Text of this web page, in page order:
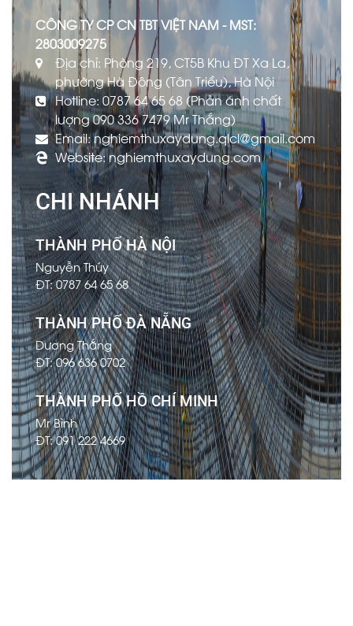
CÔNG TY CP CN TBT VIỆT NAM - MST:
2803009275
Địa chỉ: Phòng 219, CT5B Khu ĐT Xa La,
phường Hà Đông (Tân Triều), Hà Nội
Hotline: 0787 64 65 68 (Phản ánh chất
lượng 090 336 7479 Mr Thắng)
Email: nghiemthuxaydung.qlcl@gmail.com
Website: nghiemthuxaydung.com
CHI NHÁNH
THÀNH PHỐ HÀ NỘI
Nguyễn Thúy
ĐT: 0787 64 65 68
THÀNH PHỐ ĐÀ NẴNG
Dương Thắng
ĐT: 096 636 0702
THÀNH PHỐ HỒ CHÍ MINH
Mr Bình
ĐT: 091 222 4669